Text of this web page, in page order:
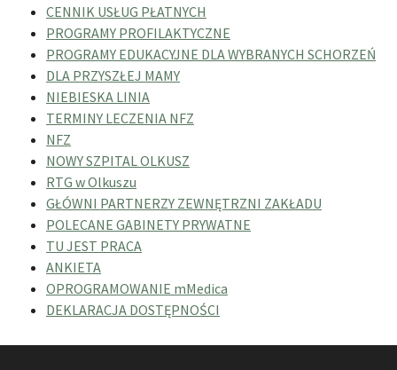
CENNIK USŁUG PŁATNYCH
PROGRAMY PROFILAKTYCZNE
PROGRAMY EDUKACYJNE DLA WYBRANYCH SCHORZEŃ
DLA PRZYSZŁEJ MAMY
NIEBIESKA LINIA
TERMINY LECZENIA NFZ
NFZ
NOWY SZPITAL OLKUSZ
RTG w Olkuszu
GŁÓWNI PARTNERZY ZEWNĘTRZNI ZAKŁADU
POLECANE GABINETY PRYWATNE
TU JEST PRACA
ANKIETA
OPROGRAMOWANIE mMedica
DEKLARACJA DOSTĘPNOŚCI